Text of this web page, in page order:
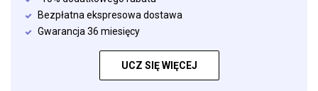
Bezpłatna ekspresowa dostawa
Gwarancja 36 miesięcy
UCZ SIĘ WIĘCEJ